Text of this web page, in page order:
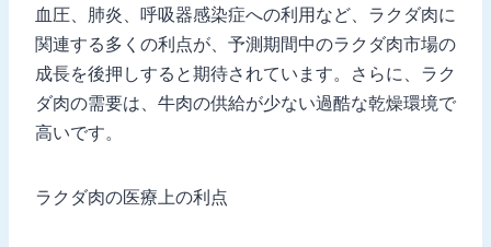
血圧、肺炎、呼吸器感染症への利用など、ラクダ肉に
関連する多くの利点が、予測期間中のラクダ肉市場の
成長を後押しすると期待されています。さらに、ラク
ダ肉の需要は、牛肉の供給が少ない過酷な乾燥環境で
高いです。
ラクダ肉の医療上の利点